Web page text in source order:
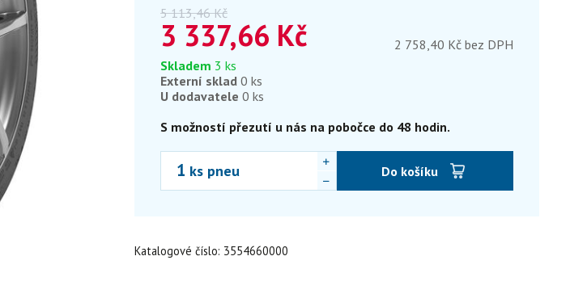
5 113,46 Kč
3 337,66 Kč
2 758,40 Kč bez DPH
Skladem 3 ks
Externí sklad 0 ks
U dodavatele 0 ks
S možností přezutí u nás na pobočce do 48 hodin.
ks pneu Do košíku
Katalogové číslo: 3554660000